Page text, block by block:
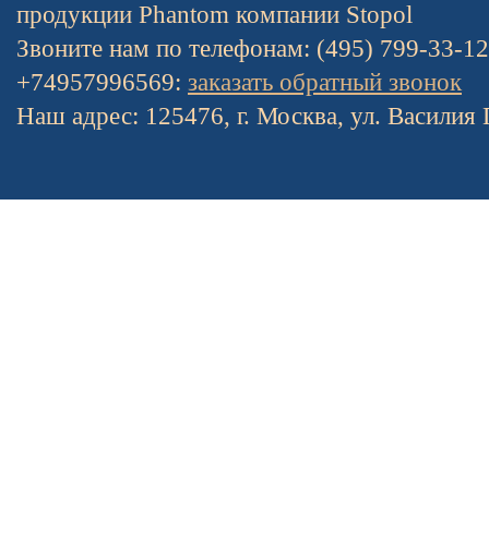
продукции Phantom компании Stopol
Звоните нам по телефонам: (495) 799-33-
+74957996569: заказать обратный звонок
Наш адрес: 125476, г. Москва, ул. Василия